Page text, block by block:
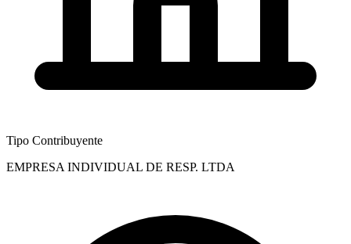
Tipo Contribuyente
EMPRESA INDIVIDUAL DE RESP. LTDA